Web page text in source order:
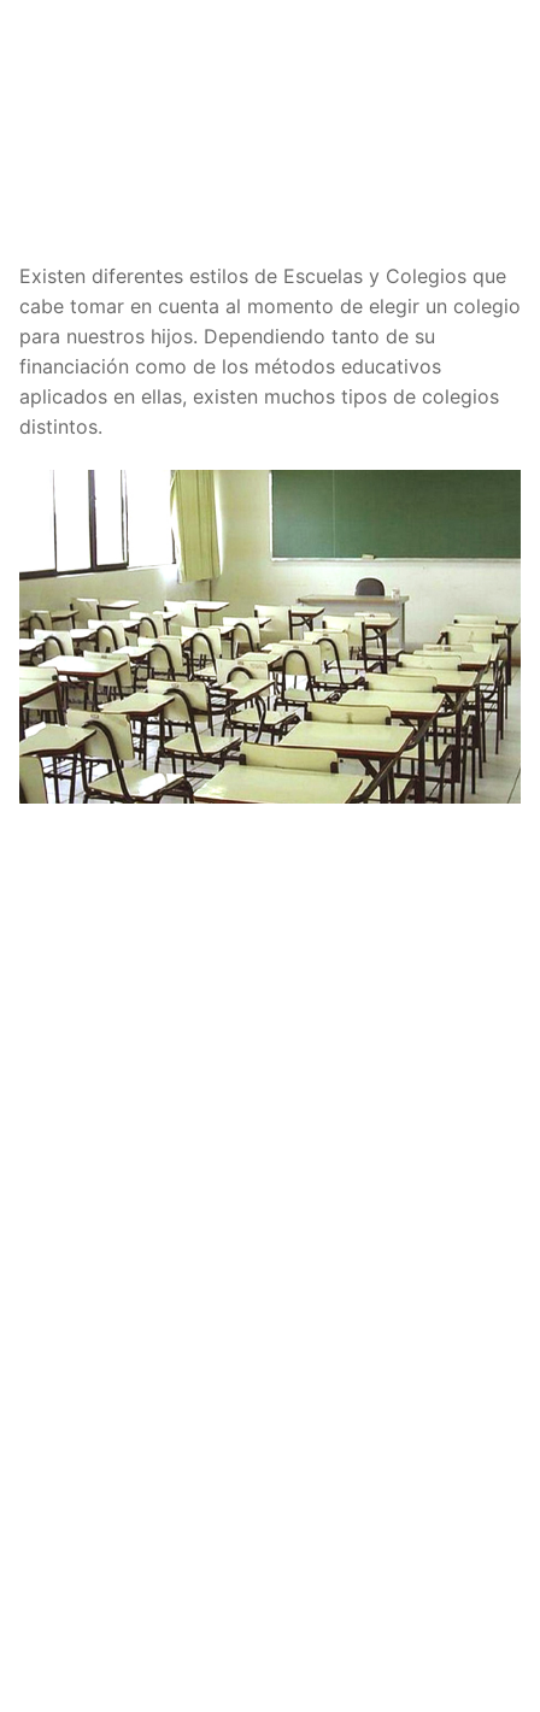
Existen diferentes estilos de Escuelas y Colegios que
cabe tomar en cuenta al momento de elegir un colegio
para nuestros hijos. Dependiendo tanto de su
financiación como de los métodos educativos
aplicados en ellas, existen muchos tipos de colegios
distintos.